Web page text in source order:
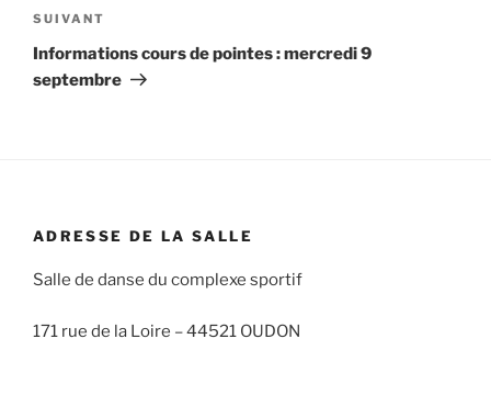
Article
suivant
SUIVANT
Informations cours de pointes : mercredi 9
septembre
ADRESSE DE LA SALLE
Salle de danse du complexe sportif
171 rue de la Loire –44521 OUDON